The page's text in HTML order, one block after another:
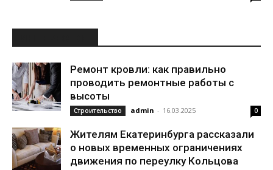
Ремонт кровли: как правильно
проводить ремонтные работы с
высоты
Строительство admin - 16.03.2025 0
Жителям Екатеринбурга рассказали
о новых временных ограничениях
движения по переулку Кольцова